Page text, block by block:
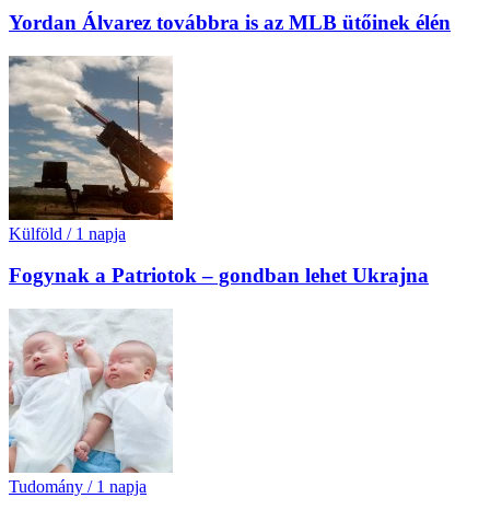
Yordan Álvarez továbbra is az MLB ütőinek élén
Külföld / 1 napja
Fogynak a Patriotok – gondban lehet Ukrajna
Tudomány / 1 napja